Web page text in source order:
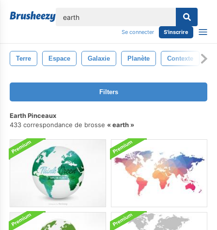
Se connecter S'inscrire
Terre Espace Galaxie Planète Contexte
Filters
Earth Pinceaux
433 correspondance de brosse
earth